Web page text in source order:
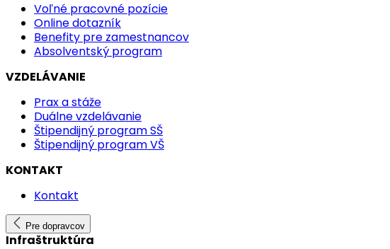
Voľné pracovné pozície
Online dotazník
Benefity pre zamestnancov
Absolventský program
VZDELÁVANIE
Prax a stáže
Duálne vzdelávanie
Štipendijný program SŠ
Štipendijný program VŠ
KONTAKT
Kontakt
Pre dopravcov
Infraštruktúra